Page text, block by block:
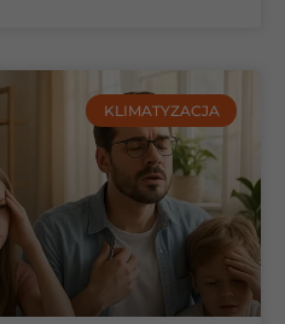
KLIMATYZACJA